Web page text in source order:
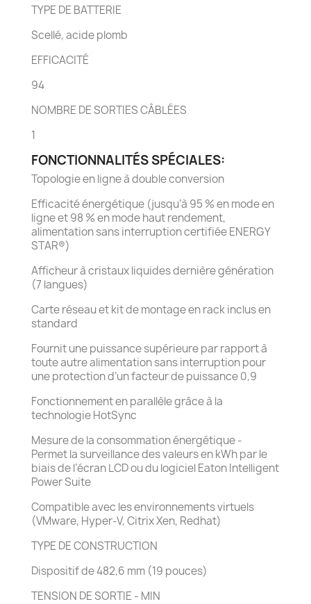
TYPE DE BATTERIE
Scellé, acide plomb
EFFICACITÉ
94
NOMBRE DE SORTIES CÂBLÉES
1
FONCTIONNALITÉS SPÉCIALES:
Topologie en ligne à double conversion
Efficacité énergétique (jusqu’à 95 % en mode en
ligne et 98 % en mode haut rendement,
alimentation sans interruption certifiée ENERGY
STAR®)
Afficheur à cristaux liquides dernière génération
(7 langues)
Carte réseau et kit de montage en rack inclus en
standard
Fournit une puissance supérieure par rapport à
toute autre alimentation sans interruption pour
une protection d’un facteur de puissance 0,9
Fonctionnement en parallèle grâce à la
technologie HotSync
Mesure de la consommation énergétique -
Permet la surveillance des valeurs en kWh par le
biais de l’écran LCD ou du logiciel Eaton Intelligent
Power Suite
Compatible avec les environnements virtuels
(VMware, Hyper-V, Citrix Xen, Redhat)
TYPE DE CONSTRUCTION
Dispositif de 482,6 mm (19 pouces)
TENSION DE SORTIE - MIN